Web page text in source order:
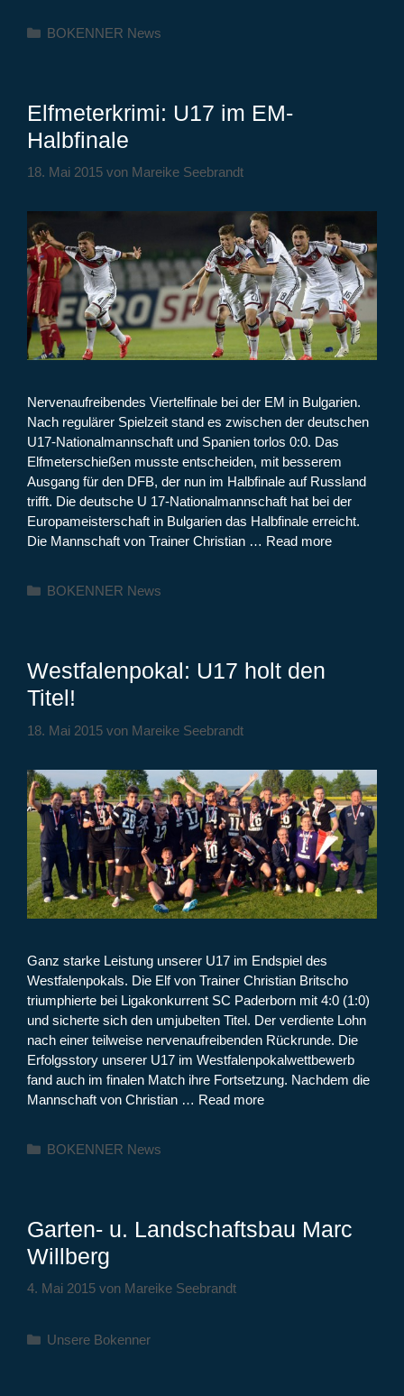
Kategorien
BOKENNER News
Elfmeterkrimi: U17 im EM-
Halbfinale
18. Mai 2015 von Mareike Seebrandt
Nervenaufreibendes Viertelfinale bei der EM in Bulgarien.
Nach regulärer Spielzeit stand es zwischen der deutschen
U17-Nationalmannschaft und Spanien torlos 0:0. Das
Elfmeterschießen musste entscheiden, mit besserem
Ausgang für den DFB, der nun im Halbfinale auf Russland
trifft. Die deutsche U 17-Nationalmannschaft hat bei der
Europameisterschaft in Bulgarien das Halbfinale erreicht.
Die Mannschaft von Trainer Christian … Read more
Kategorien
BOKENNER News
Westfalenpokal: U17 holt den
Titel!
18. Mai 2015 von Mareike Seebrandt
Ganz starke Leistung unserer U17 im Endspiel des
Westfalenpokals. Die Elf von Trainer Christian Britscho
triumphierte bei Ligakonkurrent SC Paderborn mit 4:0 (1:0)
und sicherte sich den umjubelten Titel. Der verdiente Lohn
nach einer teilweise nervenaufreibenden Rückrunde. Die
Erfolgsstory unserer U17 im Westfalenpokalwettbewerb
fand auch im finalen Match ihre Fortsetzung. Nachdem die
Mannschaft von Christian … Read more
Kategorien
BOKENNER News
Garten- u. Landschaftsbau Marc
Willberg
4. Mai 2015 von Mareike Seebrandt
Kategorien
Unsere Bokenner